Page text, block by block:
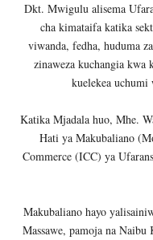
Dkt. Mwigulu alisema
cha kimataifa katika
viwanda, fedha, huduma
zinaweza kuchangia kwa
kuelekea uchumi
Katika Mjadala huo, Mhe.
Hati ya Makubaliano
Commerce (ICC) ya
Makubaliano hayo
Massawe, pamoja na